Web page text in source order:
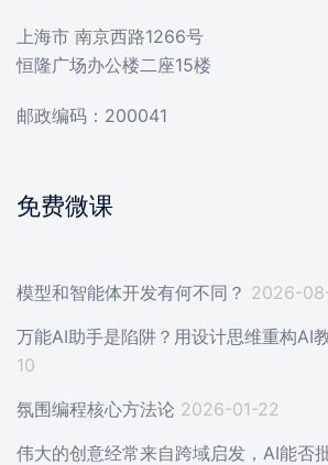
上海市 南京西路1266号
恒隆广场办公楼二座15楼
邮政编码：200041
免费微课
模型和智能体开发有何不同？ 2026-
万能AI助手是陷阱？用设计思维重构AI
10
氛围编程核心方法论 2026-01-22
伟大的创意经常来自跨域启发，AI能否